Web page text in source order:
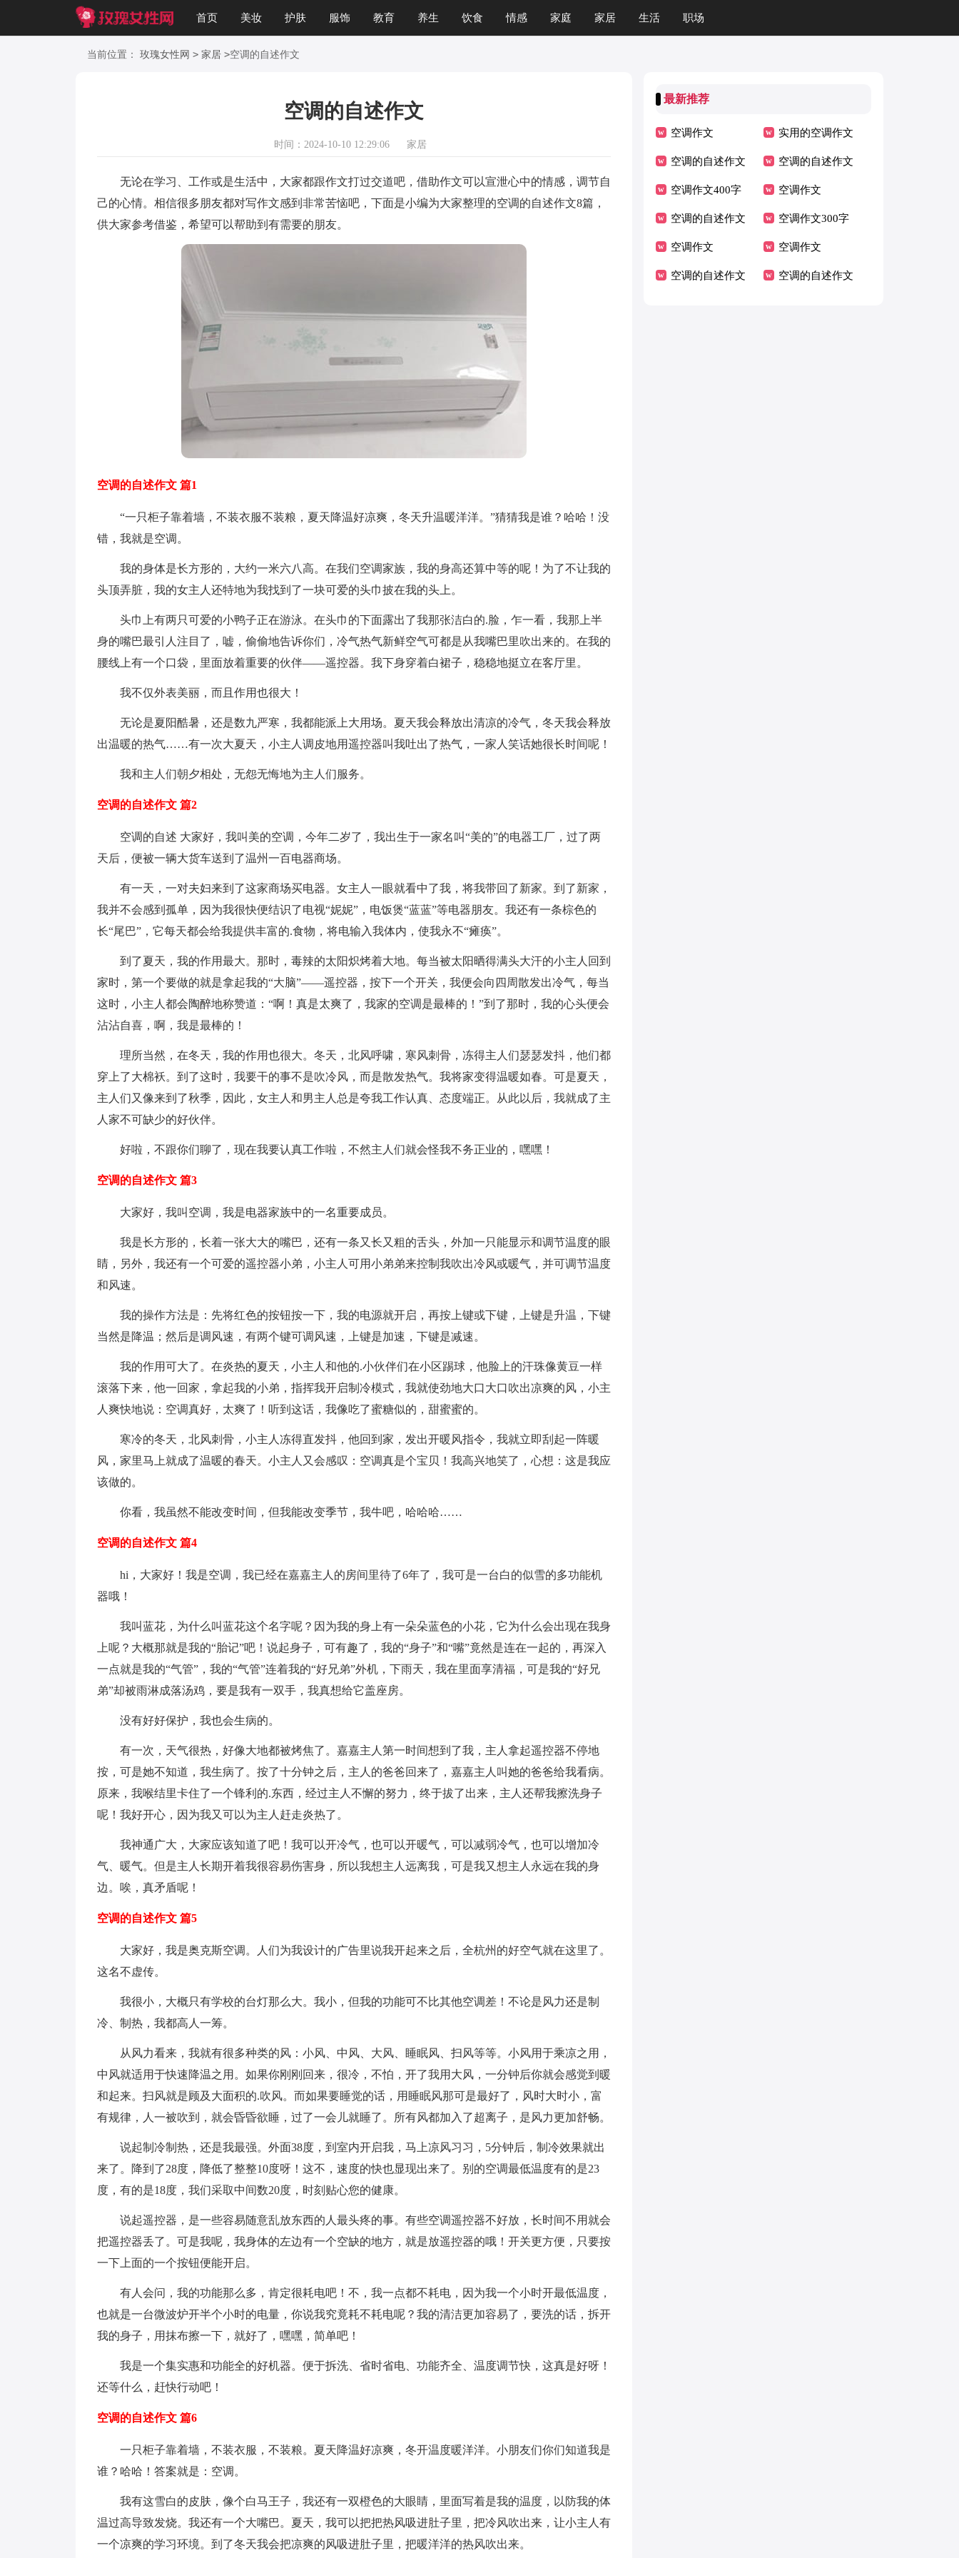
首页 美妆 护肤 服饰 教育 养生 饮食 情感 家庭 家居 生活 职场
美文 知识 起名
当前位置： 玫瑰女性网 > 家居 >空调的自述作文
空调的自述作文
时间：2024-10-10 12:29:06 家居
无论在学习、工作或是生活中，大家都跟作文打过交道吧，借助作文可以宣泄心中的情感，调节自
己的心情。相信很多朋友都对写作文感到非常苦恼吧，下面是小编为大家整理的空调的自述作文8篇，
供大家参考借鉴，希望可以帮助到有需要的朋友。
空调的自述作文 篇1
“一只柜子靠着墙，不装衣服不装粮，夏天降温好凉爽，冬天升温暖洋洋。”猜猜我是谁？哈哈！没
错，我就是空调。
我的身体是长方形的，大约一米六八高。在我们空调家族，我的身高还算中等的呢！为了不让我的
头顶弄脏，我的女主人还特地为我找到了一块可爱的头巾披在我的头上。
头巾上有两只可爱的小鸭子正在游泳。在头巾的下面露出了我那张洁白的.脸，乍一看，我那上半
身的嘴巴最引人注目了，嘘，偷偷地告诉你们，冷气热气新鲜空气可都是从我嘴巴里吹出来的。在我的
腰线上有一个口袋，里面放着重要的伙伴——遥控器。我下身穿着白裙子，稳稳地挺立在客厅里。
我不仅外表美丽，而且作用也很大！
无论是夏阳酷暑，还是数九严寒，我都能派上大用场。夏天我会释放出清凉的冷气，冬天我会释放
出温暖的热气……有一次大夏天，小主人调皮地用遥控器叫我吐出了热气，一家人笑话她很长时间呢！
我和主人们朝夕相处，无怨无悔地为主人们服务。
空调的自述作文 篇2
空调的自述 大家好，我叫美的空调，今年二岁了，我出生于一家名叫“美的”的电器工厂，过了两
天后，便被一辆大货车送到了温州一百电器商场。
有一天，一对夫妇来到了这家商场买电器。女主人一眼就看中了我，将我带回了新家。到了新家，
我并不会感到孤单，因为我很快便结识了电视“妮妮”，电饭煲“蓝蓝”等电器朋友。我还有一条棕色的
长“尾巴”，它每天都会给我提供丰富的.食物，将电输入我体内，使我永不“瘫痪”。
到了夏天，我的作用最大。那时，毒辣的太阳炽烤着大地。每当被太阳晒得满头大汗的小主人回到
家时，第一个要做的就是拿起我的“大脑”——遥控器，按下一个开关，我便会向四周散发出冷气，每当
这时，小主人都会陶醉地称赞道：“啊！真是太爽了，我家的空调是最棒的！”到了那时，我的心头便会
沾沾自喜，啊，我是最棒的！
理所当然，在冬天，我的作用也很大。冬天，北风呼啸，寒风刺骨，冻得主人们瑟瑟发抖，他们都
穿上了大棉袄。到了这时，我要干的事不是吹冷风，而是散发热气。我将家变得温暖如春。可是夏天，
主人们又像来到了秋季，因此，女主人和男主人总是夸我工作认真、态度端正。从此以后，我就成了主
人家不可缺少的好伙伴。
好啦，不跟你们聊了，现在我要认真工作啦，不然主人们就会怪我不务正业的，嘿嘿！
空调的自述作文 篇3
大家好，我叫空调，我是电器家族中的一名重要成员。
我是长方形的，长着一张大大的嘴巴，还有一条又长又粗的舌头，外加一只能显示和调节温度的眼
睛，另外，我还有一个可爱的遥控器小弟，小主人可用小弟弟来控制我吹出冷风或暖气，并可调节温度
和风速。
我的操作方法是：先将红色的按钮按一下，我的电源就开启，再按上键或下键，上键是升温，下键
当然是降温；然后是调风速，有两个键可调风速，上键是加速，下键是减速。
我的作用可大了。在炎热的夏天，小主人和他的.小伙伴们在小区踢球，他脸上的汗珠像黄豆一样
滚落下来，他一回家，拿起我的小弟，指挥我开启制冷模式，我就使劲地大口大口吹出凉爽的风，小主
人爽快地说：空调真好，太爽了！听到这话，我像吃了蜜糖似的，甜蜜蜜的。
寒冷的冬天，北风刺骨，小主人冻得直发抖，他回到家，发出开暖风指令，我就立即刮起一阵暖
风，家里马上就成了温暖的春天。小主人又会感叹：空调真是个宝贝！我高兴地笑了，心想：这是我应
该做的。
你看，我虽然不能改变时间，但我能改变季节，我牛吧，哈哈哈……
空调的自述作文 篇4
hi，大家好！我是空调，我已经在嘉嘉主人的房间里待了6年了，我可是一台白的似雪的多功能机
器哦！
我叫蓝花，为什么叫蓝花这个名字呢？因为我的身上有一朵朵蓝色的小花，它为什么会出现在我身
上呢？大概那就是我的“胎记”吧！说起身子，可有趣了，我的“身子”和“嘴”竟然是连在一起的，再深入
一点就是我的“气管”，我的“气管”连着我的“好兄弟”外机，下雨天，我在里面享清福，可是我的“好兄
弟”却被雨淋成落汤鸡，要是我有一双手，我真想给它盖座房。
没有好好保护，我也会生病的。
有一次，天气很热，好像大地都被烤焦了。嘉嘉主人第一时间想到了我，主人拿起遥控器不停地
按，可是她不知道，我生病了。按了十分钟之后，主人的爸爸回来了，嘉嘉主人叫她的爸爸给我看病。
原来，我喉结里卡住了一个锋利的.东西，经过主人不懈的努力，终于拔了出来，主人还帮我擦洗身子
呢！我好开心，因为我又可以为主人赶走炎热了。
我神通广大，大家应该知道了吧！我可以开冷气，也可以开暖气，可以减弱冷气，也可以增加冷
气、暖气。但是主人长期开着我很容易伤害身，所以我想主人远离我，可是我又想主人永远在我的身
边。唉，真矛盾呢！
空调的自述作文 篇5
大家好，我是奥克斯空调。人们为我设计的广告里说我开起来之后，全杭州的好空气就在这里了。
这名不虚传。
我很小，大概只有学校的台灯那么大。我小，但我的功能可不比其他空调差！不论是风力还是制
冷、制热，我都高人一筹。
从风力看来，我就有很多种类的风：小风、中风、大风、睡眠风、扫风等等。小风用于乘凉之用，
中风就适用于快速降温之用。如果你刚刚回来，很冷，不怕，开了我用大风，一分钟后你就会感觉到暖
和起来。扫风就是顾及大面积的.吹风。而如果要睡觉的话，用睡眠风那可是最好了，风时大时小，富
有规律，人一被吹到，就会昏昏欲睡，过了一会儿就睡了。所有风都加入了超离子，是风力更加舒畅。
说起制冷制热，还是我最强。外面38度，到室内开启我，马上凉风习习，5分钟后，制冷效果就出
来了。降到了28度，降低了整整10度呀！这不，速度的快也显现出来了。别的空调最低温度有的是23
度，有的是18度，我们采取中间数20度，时刻贴心您的健康。
说起遥控器，是一些容易随意乱放东西的人最头疼的事。有些空调遥控器不好放，长时间不用就会
把遥控器丢了。可是我呢，我身体的左边有一个空缺的地方，就是放遥控器的哦！开关更方便，只要按
一下上面的一个按钮便能开启。
有人会问，我的功能那么多，肯定很耗电吧！不，我一点都不耗电，因为我一个小时开最低温度，
也就是一台微波炉开半个小时的电量，你说我究竟耗不耗电呢？我的清洁更加容易了，要洗的话，拆开
我的身子，用抹布擦一下，就好了，嘿嘿，简单吧！
我是一个集实惠和功能全的好机器。便于拆洗、省时省电、功能齐全、温度调节快，这真是好呀！
还等什么，赶快行动吧！
空调的自述作文 篇6
一只柜子靠着墙，不装衣服，不装粮。夏天降温好凉爽，冬开温度暖洋洋。小朋友们你们知道我是
谁？哈哈！答案就是：空调。
我有这雪白的皮肤，像个白马王子，我还有一双橙色的大眼睛，里面写着是我的温度，以防我的体
温过高导致发烧。我还有一个大嘴巴。夏天，我可以把把热风吸进肚子里，把冷风吹出来，让小主人有
一个凉爽的学习环境。到了冬天我会把凉爽的风吸进肚子里，把暖洋洋的热风吹出来。
最新推荐
空调作文 实用的空调作文
300字
空调的自述作文
400字
空调的自述作文
空调作文400字 空调作文
空调的自述作文 空调作文300字
空调作文 空调作文
空调的自述作文 空调的自述作文